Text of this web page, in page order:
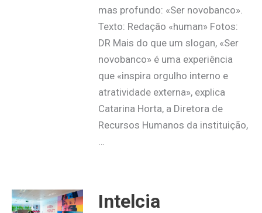
mas profundo: «Ser novobanco».
Texto: Redação «human» Fotos:
DR Mais do que um slogan, «Ser
novobanco» é uma experiência
que «inspira orgulho interno e
atratividade externa», explica
Catarina Horta, a Diretora de
Recursos Humanos da instituição,
Intelcia